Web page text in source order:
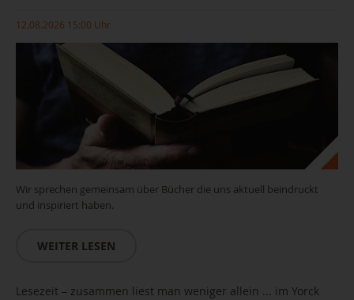
12.08.2026 15:00 Uhr
Leseclub_(c)pixabay
Wir sprechen gemeinsam über Bücher die uns aktuell beindruckt
und inspiriert haben.
WEITER LESEN
Lesezeit – zusammen liest man weniger allein ... im Yorck